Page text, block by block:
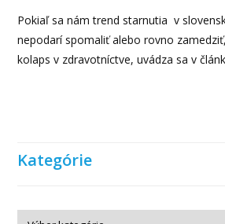
Pokiaľ sa nám trend starnutia v
nepodarí spomaliť alebo rovno
kolaps v zdravotníctve, uvádza sa v
Kategórie